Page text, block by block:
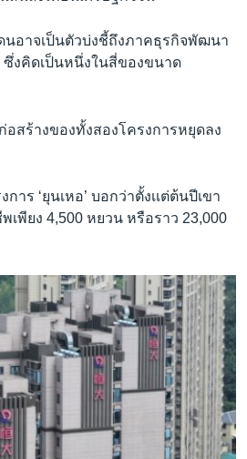
อาจเป็นตัวบ่งชี้ถึงภาคธุรกิจพัฒนา
งคิดเป็นหนึ่งในสี่ของขนาด
อสร้างของทั้งสองโครงการหยุดลง
าร ‘ยุนเหอ’ บอกว่าตั้งเเต่ต้นปีเขา
เพียง 4,500 หยวน หรือราว 23,000